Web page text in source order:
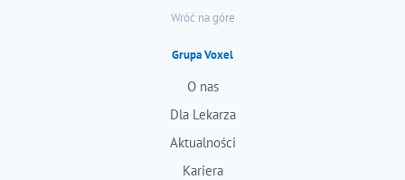
Wróć na góre
Grupa Voxel
O nas
Dla Lekarza
Aktualności
Kariera